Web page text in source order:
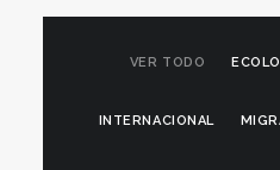
VER TODO
INTERNACIONAL